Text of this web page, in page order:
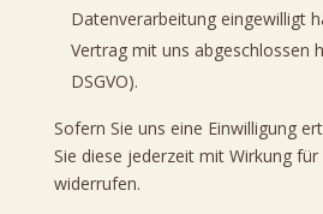
Datenverarbeitung eingewilligt
Vertrag mit uns abgeschlossen
DSGVO).
Sofern Sie uns eine Einwilligung
Sie diese jederzeit mit Wirkung
widerrufen.